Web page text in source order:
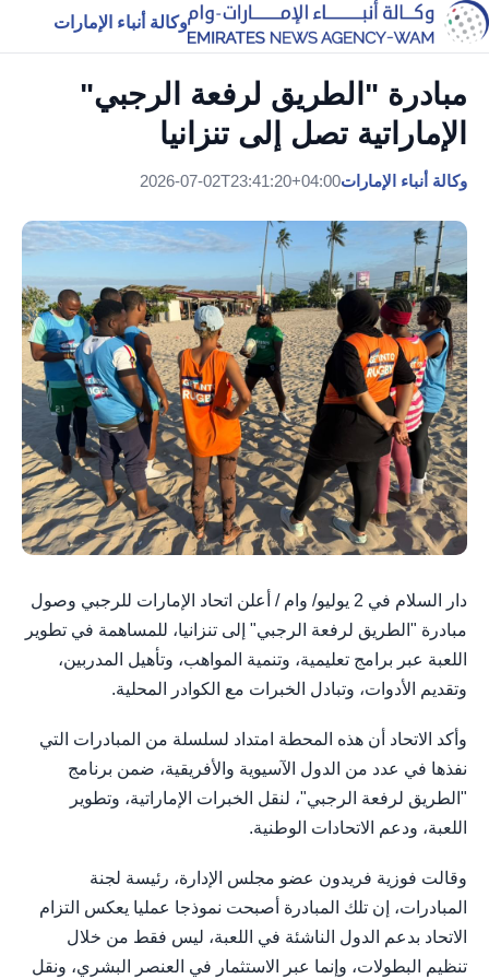
وكالة أنباء الإمارات
مبادرة "الطريق لرفعة الرجبي"
الإماراتية تصل إلى تنزانيا
وكالة أنباء الإمارات2026-07-02T23:41:20+04:00
دار السلام في 2 يوليو/ وام / أعلن اتحاد الإمارات للرجبي وصول
مبادرة "الطريق لرفعة الرجبي" إلى تنزانيا، للمساهمة في تطوير
اللعبة عبر برامج تعليمية، وتنمية المواهب، وتأهيل المدربين،
وتقديم الأدوات، وتبادل الخبرات مع الكوادر المحلية.
وأكد الاتحاد أن هذه المحطة امتداد لسلسلة من المبادرات التي
نفذها في عدد من الدول الآسيوية والأفريقية، ضمن برنامج
"الطريق لرفعة الرجبي"، لنقل الخبرات الإماراتية، وتطوير
اللعبة، ودعم الاتحادات الوطنية.
وقالت فوزية فريدون عضو مجلس الإدارة، رئيسة لجنة
المبادرات، إن تلك المبادرة أصبحت نموذجا عمليا يعكس التزام
الاتحاد بدعم الدول الناشئة في اللعبة، ليس فقط من خلال
تنظيم البطولات، وإنما عبر الاستثمار في العنصر البشري، ونقل